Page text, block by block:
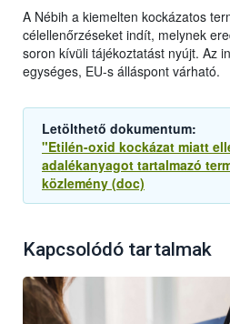
A Nébih a kiemelten kockázatos
célellenőrzéseket indít, melynek
soron kívüli tájékoztatást nyújt. Az
egységes, EU-s álláspont várható.
Letölthető dokumentum:
"Etilén-oxid kockázat miatt
adalékanyagot tartalmazó
közlemény (doc)
Kapcsolódó tartalmak